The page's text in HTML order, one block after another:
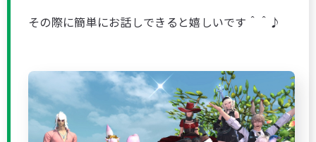
その際に簡単にお話しできると嬉しいです＾＾♪